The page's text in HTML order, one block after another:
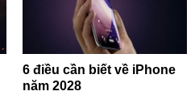
6 điều cần biết về iPhone
năm 2028